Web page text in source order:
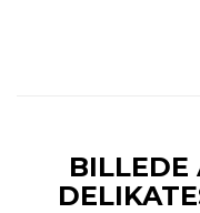
BILLEDE